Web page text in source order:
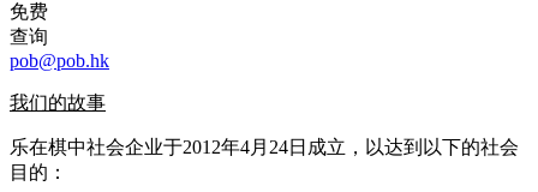
免费
查询
pob@pob.hk
我们的故事
乐在棋中社会企业于2012年4月24日成立，以达到以下的社会
目的：